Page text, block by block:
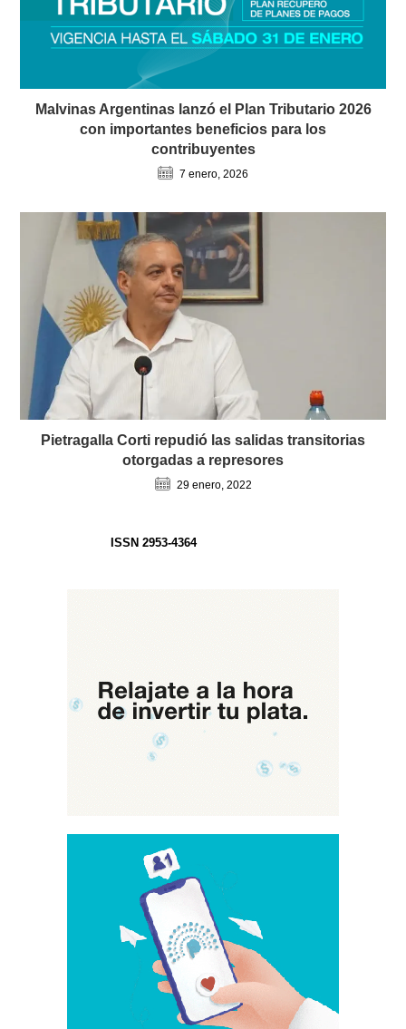
Malvinas Argentinas lanzó el Plan Tributario 2026
con importantes beneficios para los
contribuyentes
7 enero, 2026
Pietragalla Corti repudió las salidas transitorias
otorgadas a represores
29 enero, 2022
ISSN 2953-4364